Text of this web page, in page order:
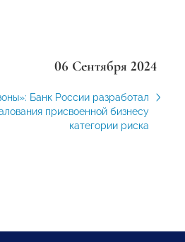
06 Сентября 2024
Банк России разработал
присвоенной бизнесу
категории риска